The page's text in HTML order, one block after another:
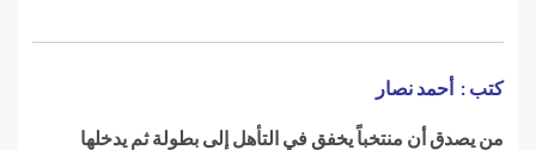
كتب : أحمد نصار
من يصدق أن منتخباً يخفق في التأهل إلى بطولة ثم يدخلها